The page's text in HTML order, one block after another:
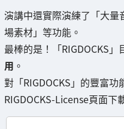
演講中還實際演練了「大
場素材」等功能。
最棒的是！「RIGDOCKS」
用 。
對「RIGDOCKS」的豐富
RIGDOCKS-License頁面下